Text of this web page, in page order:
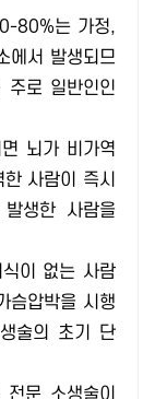
80%는 가정,
에서 발생되므
로 일반인인
뇌가 비가역
사람이 즉시
생한 사람을
이 없는 사람
슴압박을 시행
술의 초기 단
문 소생술이